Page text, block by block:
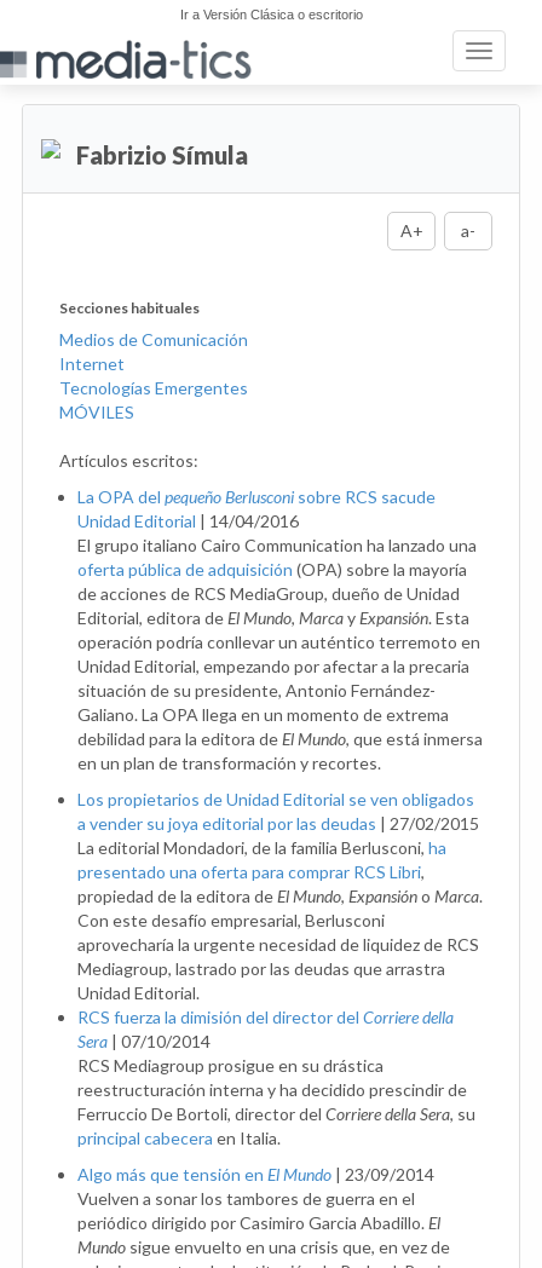
Ir a Versión Clásica o escritorio
Toggle
Fabrizio Símula
A+ a-
Secciones habituales
Medios de Comunicación
Internet
Tecnologías Emergentes
MÓVILES
Artículos escritos:
La OPA del pequeño Berlusconi sobre RCS sacude
Unidad Editorial | 14/04/2016
El grupo italiano Cairo Communication ha lanzado una
oferta pública de adquisición (OPA) sobre la mayoría
de acciones de RCS MediaGroup, dueño de Unidad
Editorial, editora deEl Mundo, MarcayExpansión. Esta
operación podría conllevar un auténtico terremoto en
Unidad Editorial, empezando por afectar a la precaria
situación de su presidente, Antonio Fernández-
Galiano. La OPA llega en un momento de extrema
debilidad para la editora deEl Mundo, que está inmersa
en un plan de transformación y recortes.
Los propietarios de Unidad Editorial se ven obligados
a vender su joya editorial por las deudas | 27/02/2015
La editorial Mondadori, de la familia Berlusconi, ha
presentado una oferta para comprar RCS Libri,
propiedad de la editora deEl Mundo, Expansióno Marca.
Con este desafío empresarial, Berlusconi
aprovecharía la urgente necesidad de liquidez de RCS
Mediagroup, lastrado por las deudas que arrastra
Unidad Editorial.
RCS fuerza la dimisión del director del Corriere della
Sera | 07/10/2014
RCS Mediagroup prosigue en su drástica
reestructuración interna y ha decidido prescindir de
Ferruccio De Bortoli, director del Corriere della Sera, su
principal cabecera en Italia.
Algo más que tensión en El Mundo | 23/09/2014
Vuelven a sonar los tambores de guerra en el
periódico dirigido por Casimiro Garcia Abadillo.El
Mundo sigue envuelto en una crisis que, en vez de